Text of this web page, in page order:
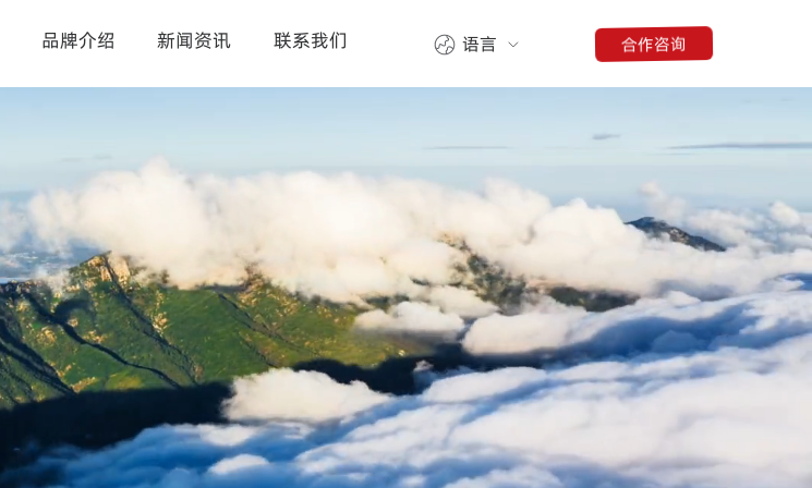
品牌介绍 新闻资讯 联系我们 语言 合作咨询